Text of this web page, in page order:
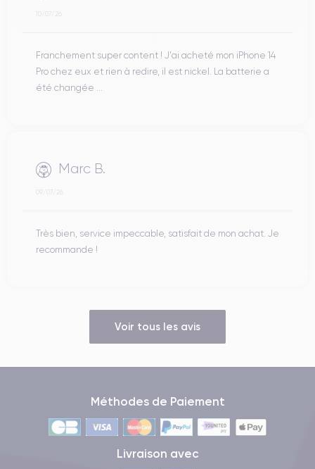
10/07/26
Franchement super content ! J'ai acheté mon iPhone 14
Pro chez eux et rien à redire, il est nickel. La batterie a
été changée ...
Marc B.
09/07/26
Très bien, service impeccable, satisfait de mon achat. Je
recommande !
Voir tous les avis
Méthodes de Paiement
Livraison avec